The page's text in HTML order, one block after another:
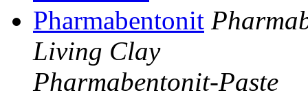
Pharmabentonit
Living Clay
Pharmabentonit-Paste